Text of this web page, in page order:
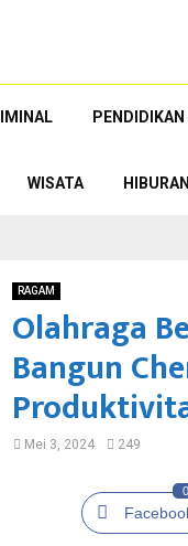
WISATA HIBURAN
RAGAM
Olahraga
Bangun
Mei 3, 2024 249
0